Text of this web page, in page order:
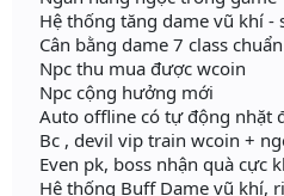
Hệ thống tăng dame vũ khí -
Cân bằng dame 7 class
Npc thu mua được wcoin
Npc cộng hưởng mới
Auto offline có tự động nhặt
Bc , devil vip train wcoin +
Even pk, boss nhận quà cực
Hệ thống Buff Dame vũ khí,